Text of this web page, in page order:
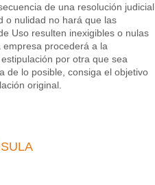
de una resolución judicial
o nulidad no hará que las
Uso resulten inexigibles o nulas
procederá a la
por otra que sea
de lo posible, consiga el objetivo
original.